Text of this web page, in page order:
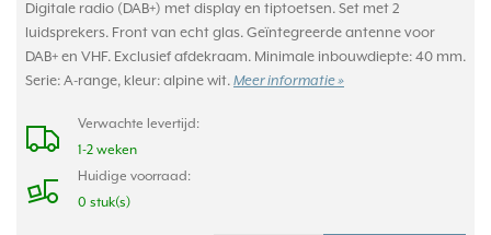
Digitale radio (DAB+) met display en tiptoetsen. Set met 2
luidsprekers. Front van echt glas. Geïntegreerde antenne voor
DAB+ en VHF. Exclusief afdekraam. Minimale inbouwdiepte: 40 mm.
Serie: A-range, kleur: alpine wit. Meer informatie »
Verwachte levertijd:
1-2 weken
Huidige voorraad:
0 stuk(s)